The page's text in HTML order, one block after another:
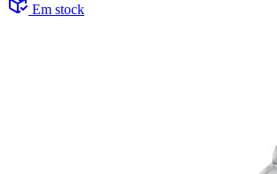
Em stock